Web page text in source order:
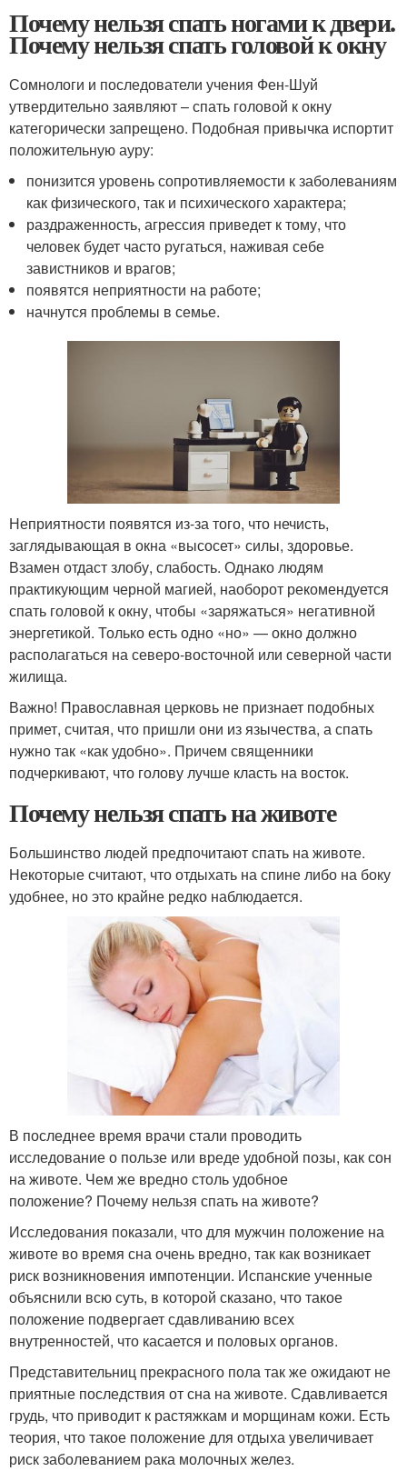
Почему нельзя спать ногами к двери.
Почему нельзя спать головой к окну
Сомнологи и последователи учения Фен-Шуй
утвердительно заявляют – спать головой к окну
категорически запрещено. Подобная привычка испортит
положительную ауру:
понизится уровень сопротивляемости к заболеваниям
как физического, так и психического характера;
раздраженность, агрессия приведет к тому, что
человек будет часто ругаться, наживая себе
завистников и врагов;
появятся неприятности на работе;
начнутся проблемы в семье.
Неприятности появятся из-за того, что нечисть,
заглядывающая в окна «высосет» силы, здоровье.
Взамен отдаст злобу, слабость. Однако людям
практикующим черной магией, наоборот рекомендуется
спать головой к окну, чтобы «заряжаться» негативной
энергетикой. Только есть одно «но» — окно должно
располагаться на северо-восточной или северной части
жилища.
Важно! Православная церковь не признает подобных
примет, считая, что пришли они из язычества, а спать
нужно так «как удобно». Причем священники
подчеркивают, что голову лучше класть на восток.
Почему нельзя спать на животе
Большинство людей предпочитают спать на животе.
Некоторые считают, что отдыхать на спине либо на боку
удобнее, но это крайне редко наблюдается.
В последнее время врачи стали проводить
исследование о пользе или вреде удобной позы, как сон
на животе. Чем же вредно столь удобное
положение? Почему нельзя спать на животе?
Исследования показали, что для мужчин положение на
животе во время сна очень вредно, так как возникает
риск возникновения импотенции. Испанские ученные
объяснили всю суть, в которой сказано, что такое
положение подвергает сдавливанию всех
внутренностей, что касается и половых органов.
Представительниц прекрасного пола так же ожидают не
приятные последствия от сна на животе. Сдавливается
грудь, что приводит к растяжкам и морщинам кожи. Есть
теория, что такое положение для отдыха увеличивает
риск заболеванием рака молочных желез.